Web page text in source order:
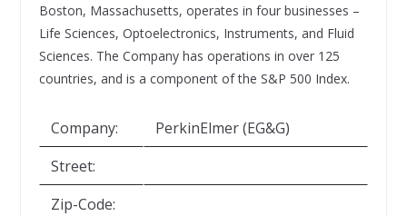
Boston, Massachusetts, operates in four businesses –
Life Sciences, Optoelectronics, Instruments, and Fluid
Sciences. The Company has operations in over 125
countries, and is a component of the S&P 500 Index.
Company:
PerkinElmer (EG&G)
Street:
Zip-Code: